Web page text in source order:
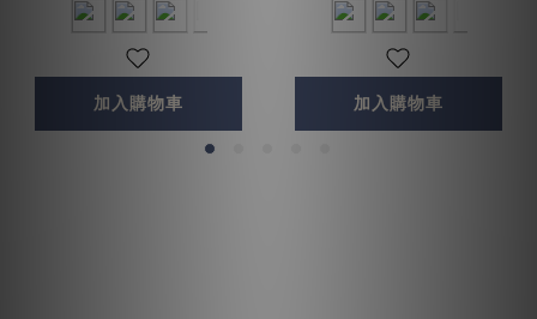
加入購物車 加入購物車